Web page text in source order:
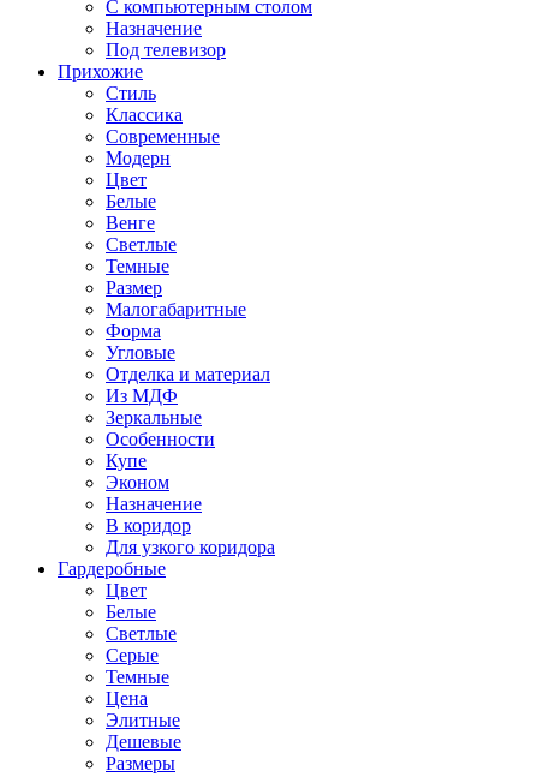
С компьютерным столом
Назначение
Под телевизор
Прихожие
Стиль
Классика
Современные
Модерн
Цвет
Белые
Венге
Светлые
Темные
Размер
Малогабаритные
Форма
Угловые
Отделка и материал
Из МДФ
Зеркальные
Особенности
Купе
Эконом
Назначение
В коридор
Для узкого коридора
Гардеробные
Цвет
Белые
Светлые
Серые
Темные
Цена
Элитные
Дешевые
Размеры